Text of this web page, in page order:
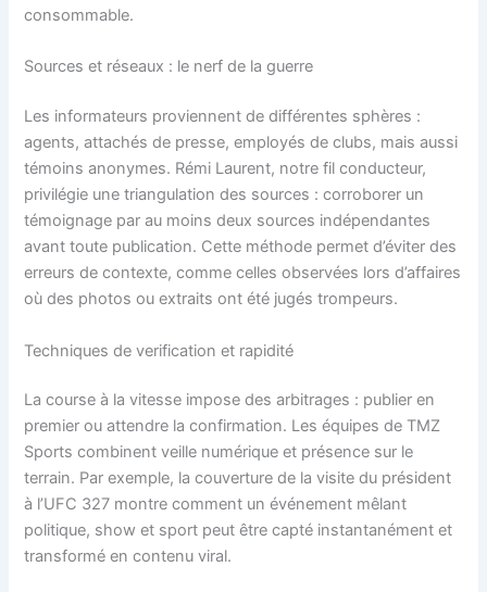
consommable.
Sources et réseaux : le nerf de la guerre
Les informateurs proviennent de différentes sphères :
agents, attachés de presse, employés de clubs, mais aussi
témoins anonymes. Rémi Laurent, notre fil conducteur,
privilégie une triangulation des sources : corroborer un
témoignage par au moins deux sources indépendantes
avant toute publication. Cette méthode permet d’éviter des
erreurs de contexte, comme celles observées lors d’affaires
où des photos ou extraits ont été jugés trompeurs.
Techniques de verification et rapidité
La course à la vitesse impose des arbitrages : publier en
premier ou attendre la confirmation. Les équipes de TMZ
Sports combinent veille numérique et présence sur le
terrain. Par exemple, la couverture de la visite du président
à l’UFC 327 montre comment un événement mêlant
politique, show et sport peut être capté instantanément et
transformé en contenu viral.